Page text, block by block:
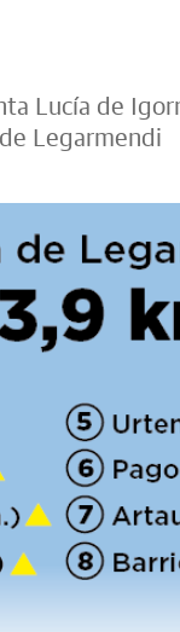
Lucía de
Legarmendi